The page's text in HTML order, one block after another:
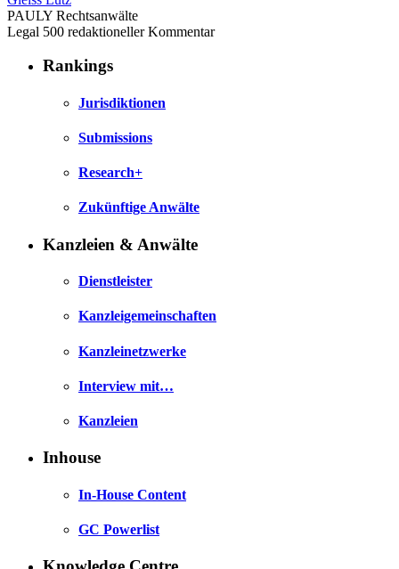
PAULY Rechtsanwälte
Legal 500 redaktioneller Kommentar
Rankings
Jurisdiktionen
Submissions
Research+
Zukünftige Anwälte
Kanzleien & Anwälte
Dienstleister
Kanzleigemeinschaften
Kanzleinetzwerke
Interview mit…
Kanzleien
Inhouse
In-House Content
GC Powerlist